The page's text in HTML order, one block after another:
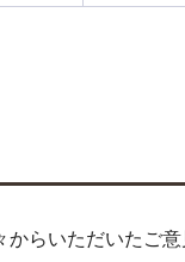
らいただいたご